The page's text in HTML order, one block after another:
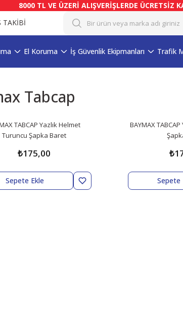
8000 TL VE ÜZERİ ALIŞVERİŞLERDE ÜCRETSİZ
TAKİBİ
El Koruma İş Güvenlik Ekipmanları Trafik
Tabcap
TABCAP Yazlık Helmet
Turuncu Şapka Baret
₺175,00
Sepete Ekle
BAYMAX
Sepete